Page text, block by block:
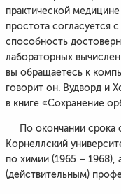
практической
простота согласуется
способность
лабораторных
вы обращаетесь к
говорит он. Вудворд и
в книге «Сохранение
По окончании срока
Корнеллский
по химии (1965 – 1968),
(действительным)